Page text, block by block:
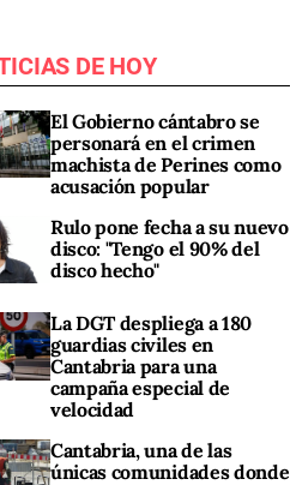
DE HOY
El Gobierno cántabro se
personará en el crimen
machista de Perines como
acusación popular
Rulo pone fecha a su nuevo
disco: "Tengo el 90% del
disco hecho"
La DGT despliega a 180
guardias civiles en
Cantabria para una
campaña especial de
velocidad
Cantabria, una de las
únicas comunidades donde